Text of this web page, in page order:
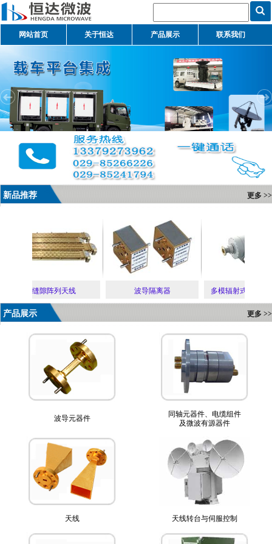
网站首页 关于恒达 产品展示 联系我们
新品推荐 更多 >>
缝隙阵列天线 波导隔离器 多模辐射式大功
产品展示 更多 >>
波导元器件
同轴元器件、电缆组件
及微波有源器件
天线 天线转台与伺服控制